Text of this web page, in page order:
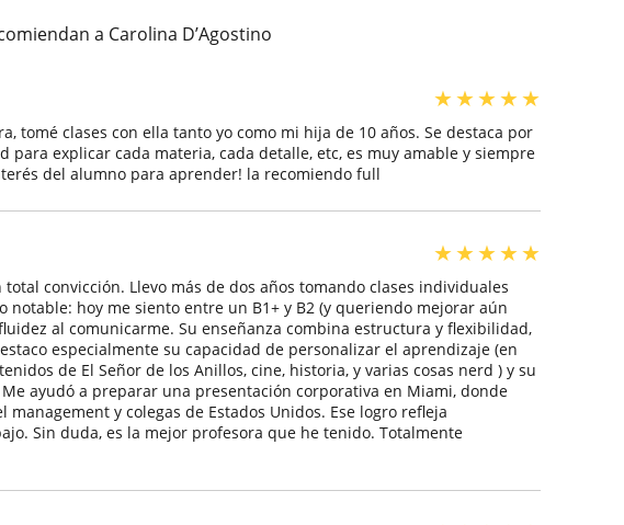
a Carolina D’Agostino
★★★★★
tomé clases con ella tanto yo como mi hija de 10 años. Se destaca por
para explicar cada materia, cada detalle, etc, es muy amable y siempre
del alumno para aprender! la recomiendo full
★★★★★
convicción. Llevo más de dos años tomando clases individuales
notable: hoy me siento entre un B1+ y B2 (y queriendo mejorar aún
al comunicarme. Su enseñanza combina estructura y flexibilidad,
especialmente su capacidad de personalizar el aprendizaje (en
de El Señor de los Anillos, cine, historia, y varias cosas nerd ) y su
ayudó a preparar una presentación corporativa en Miami, donde
y colegas de Estados Unidos. Ese logro refleja
Sin duda, es la mejor profesora que he tenido. Totalmente